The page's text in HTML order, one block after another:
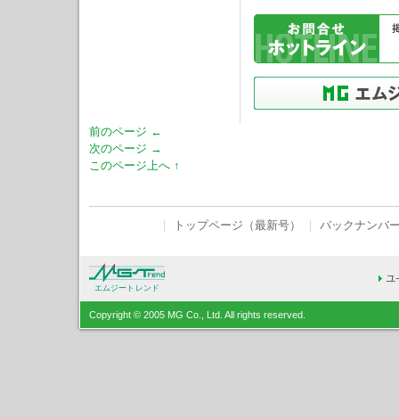
前のページ ←
次のページ →
このページ上へ ↑
トップページ（最新号） バックナンバ
エムジートレンド
Copyright © 2005 MG Co., Ltd. All rights reserved.